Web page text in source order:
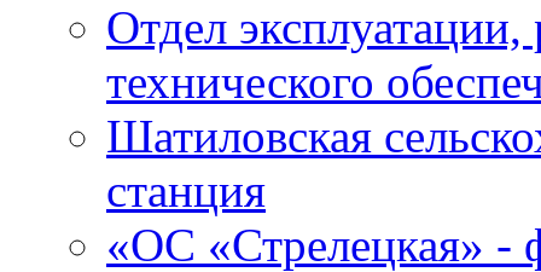
Отдел
технического
Шатиловская
станция
«ОС «Стрелецкая»